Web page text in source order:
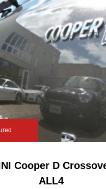
Cooper D
ALL4